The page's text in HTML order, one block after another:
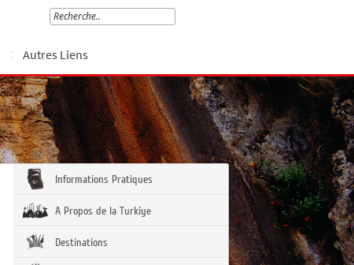
Autres Liens
Informations Pratiques
A Propos de la Turkiye
Destinations